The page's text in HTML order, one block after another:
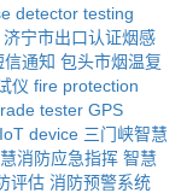
detector testing
济宁市出口认证烟感
信通知 包头市烟温复
仪 fire protection
tester GPS
device 三门峡智慧
消防应急指挥 智慧
评估 消防预警系统